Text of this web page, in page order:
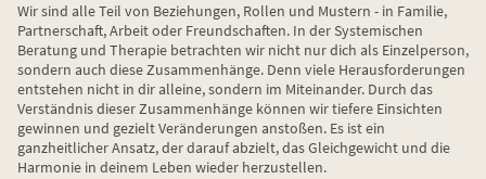
Wir sind alle Teil von Beziehungen, Rollen und Mustern - in Familie,
Partnerschaft, Arbeit oder Freundschaften. In der Systemischen
Beratung und Therapie betrachten wir nicht nur dich als Einzelperson,
sondern auch diese Zusammenhänge. Denn viele Herausforderungen
entstehen nicht in dir alleine, sondern im Miteinander. Durch das
Verständnis dieser Zusammenhänge können wir tiefere Einsichten
gewinnen und gezielt Veränderungen anstoßen. Es ist ein
ganzheitlicher Ansatz, der darauf abzielt, das Gleichgewicht und die
Harmonie in deinem Leben wieder herzustellen.